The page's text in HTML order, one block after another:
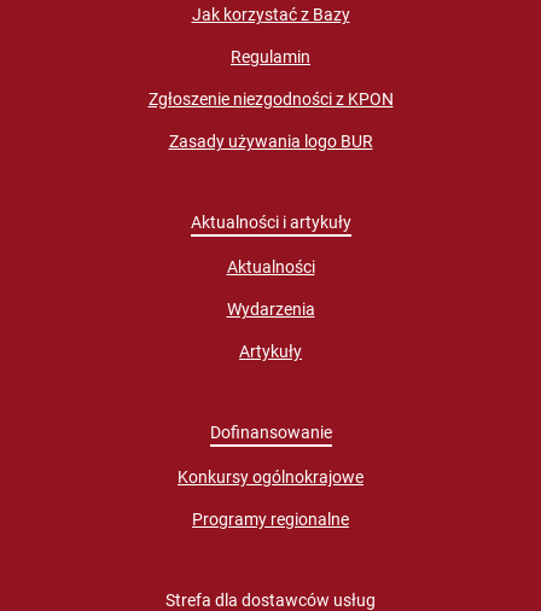
Jak korzystać z Bazy
Regulamin
Zgłoszenie niezgodności z KPON
Zasady używania logo BUR
Aktualności i artykuły
Aktualności
Wydarzenia
Artykuły
Dofinansowanie
Konkursy ogólnokrajowe
Programy regionalne
Strefa dla dostawców usług